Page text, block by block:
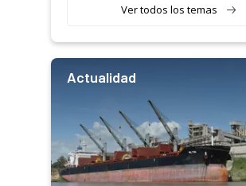
Ver todos los temas
Actualidad